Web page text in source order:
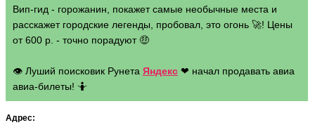
Вип-гид - горожанин, покажет самые необычные места и
расскажет городские легенды, пробовал, это огонь 🚀! Цены
от 600 р. - точно порадуют 🤑
👁 Луший поисковик Рунета Яндекс ❤ начал продавать авиа
авиа-билеты! 🤷
Адрес: